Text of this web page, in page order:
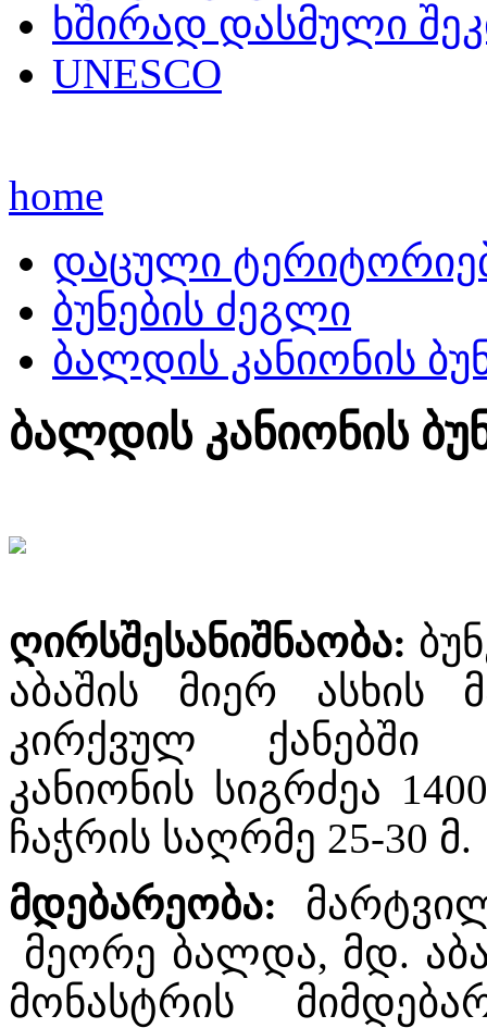
ხშირად დასმული
UNESCO
home
დაცული
ბუნების ძეგლი
ბალდის კანიონის
ბალდის კანიონის
ღირსშესანიშნაობა:
აბაშის მიერ ასხის
კირქვულ ქანებში
კანიონის სიგრძეა
ჩაჭრის საღრმე 25-30 მ.
მდებარეობა:
მეორე ბალდა, მდ.
მონასტრის